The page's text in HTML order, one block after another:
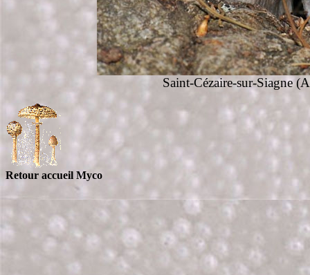
Saint-Cézaire-sur-Siagne
Retour accueil Myco